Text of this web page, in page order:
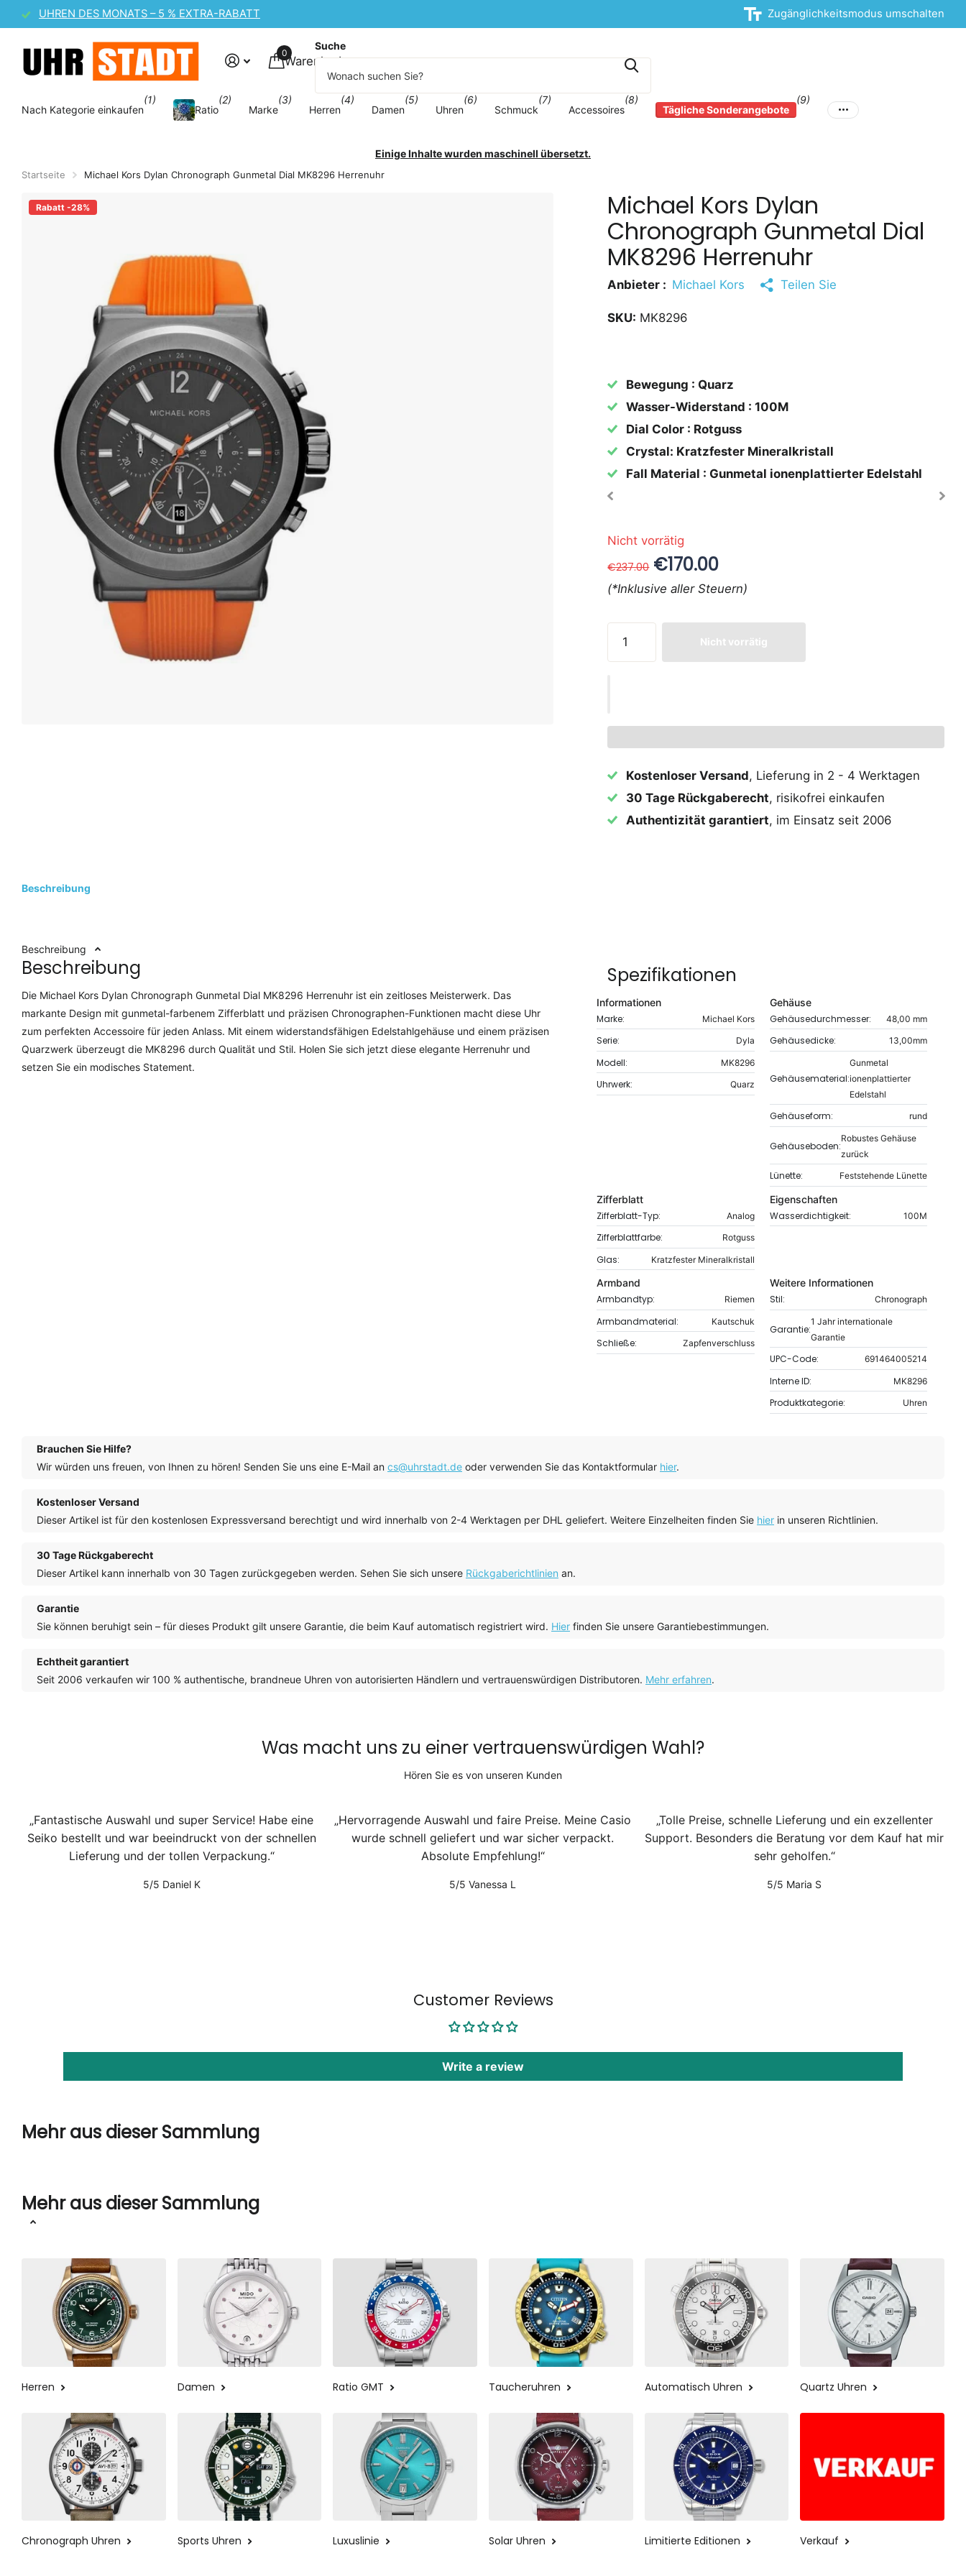
CASIO UHREN-SALE – 10 % EXTRA-RABATT Zugänglichkeitsmodus umschalten
Suche
Warenkorb
0
Nach Kategorie einkaufen
(1)
Ratio
(2)
Marke
(3)
Herren
(4)
Damen
(5)
Uhren
(6)
Schmuck
(7)
Accessoires
(8)
Tägliche Sonderangebote
(9)
Einige Inhalte wurden maschinell übersetzt.
Startseite Michael Kors Dylan Chronograph Gunmetal Dial MK8296 Herrenuhr
Rabatt -28%
Michael Kors Dylan
Chronograph Gunmetal Dial
MK8296 Herrenuhr
Anbieter : Michael Kors Teilen Sie
SKU: MK8296
Bewegung : Quarz
Wasser-Widerstand : 100M
Dial Color : Rotguss
Crystal: Kratzfester Mineralkristall
Fall Material : Gunmetal ionenplattierter Edelstahl
Nicht vorrätig
€237.00€170.00
(*Inklusive aller Steuern)
Nicht vorrätig
Kostenloser Versand, Lieferung in 2 - 4 Werktagen
30 Tage Rückgaberecht, risikofrei einkaufen
Authentizität garantiert, im Einsatz seit 2006
Beschreibung
Beschreibung
Beschreibung
Die Michael Kors Dylan Chronograph Gunmetal Dial MK8296 Herrenuhr ist ein zeitloses Meisterwerk. Das
markante Design mit gunmetal-farbenem Zifferblatt und präzisen Chronographen-Funktionen macht diese Uhr
zum perfekten Accessoire für jeden Anlass. Mit einem widerstandsfähigen Edelstahlgehäuse und einem präzisen
Quarzwerk überzeugt die MK8296 durch Qualität und Stil. Holen Sie sich jetzt diese elegante Herrenuhr und
setzen Sie ein modisches Statement.
Spezifikationen
Informationen
Marke:
Michael Kors
Serie: Dyla
Modell: MK8296
Uhrwerk: Quarz
Gehäuse
Gehäusedurchmesser:
48,00 mm
Gehäusedicke: 13,00mm
Gehäusematerial:
Gunmetal
ionenplattierter
Edelstahl
Gehäuseform: rund
Gehäuseboden:
Robustes Gehäuse
zurück
Lünette: Feststehende Lünette
Zifferblatt
Zifferblatt-Typ:
Analog
Zifferblattfarbe: Rotguss
Glas: Kratzfester Mineralkristall
Eigenschaften
Wasserdichtigkeit:
100M
Armband
Armbandtyp:
Riemen
Armbandmaterial: Kautschuk
Schließe: Zapfenverschluss
Weitere Informationen
Stil:
Chronograph
Garantie:
1 Jahr internationale
Garantie
UPC-Code: 691464005214
Interne ID: MK8296
Produktkategorie: Uhren
Brauchen Sie Hilfe?
Wir würden uns freuen, von Ihnen zu hören! Senden Sie uns eine E-Mail an cs@uhrstadt.de oder verwenden Sie das Kontaktformular hier.
Kostenloser Versand
Dieser Artikel ist für den kostenlosen Expressversand berechtigt und wird innerhalb von 2-4 Werktagen per DHL geliefert. Weitere Einzelheiten finden Sie hier in unseren Richtlinien.
30 Tage Rückgaberecht
Dieser Artikel kann innerhalb von 30 Tagen zurückgegeben werden. Sehen Sie sich unsere Rückgaberichtlinien an.
Garantie
Sie können beruhigt sein – für dieses Produkt gilt unsere Garantie, die beim Kauf automatisch registriert wird. Hier finden Sie unsere Garantiebestimmungen.
Echtheit garantiert
Seit 2006 verkaufen wir 100 % authentische, brandneue Uhren von autorisierten Händlern und vertrauenswürdigen Distributoren. Mehr erfahren.
Was macht uns zu einer vertrauenswürdigen Wahl?
Hören Sie es von unseren Kunden
Fantastische Auswahl und super Service! Habe eine
Seiko bestellt und war beeindruckt von der schnellen
Lieferung und der tollen Verpackung.
5/5 Daniel K
Hervorragende Auswahl und faire Preise. Meine Casio
wurde schnell geliefert und war sicher verpackt.
Absolute Empfehlung!
5/5 Vanessa L
Tolle Preise, schnelle Lieferung und ein exzellenter
Support. Besonders die Beratung vor dem Kauf hat mir
sehr geholfen.
5/5 Maria S
Customer Reviews
Write a review
Mehr aus dieser Sammlung
Mehr aus dieser Sammlung
Herren Damen Ratio GMT Taucheruhren Automatisch Uhren Quartz Uhren
Chronograph Uhren Sports Uhren Luxuslinie Solar Uhren Limitierte Editionen Verkauf